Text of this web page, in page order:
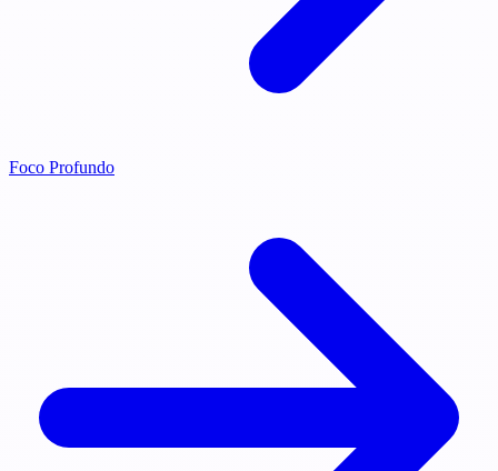
Foco Profundo